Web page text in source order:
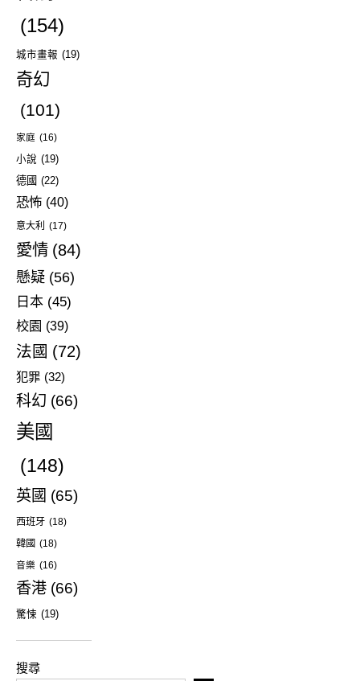
(154)
城市畫報 (19)
奇幻
(101)
家庭 (16)
小說 (19)
德國 (22)
恐怖 (40)
意大利 (17)
愛情 (84)
懸疑 (56)
日本 (45)
校園 (39)
法國 (72)
犯罪 (32)
科幻 (66)
美國
(148)
英國 (65)
西班牙 (18)
韓國 (18)
音樂 (16)
香港 (66)
驚悚 (19)
搜尋